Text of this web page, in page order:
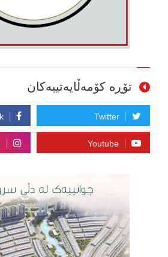
تۆڕە کۆمەڵایەتییەکان